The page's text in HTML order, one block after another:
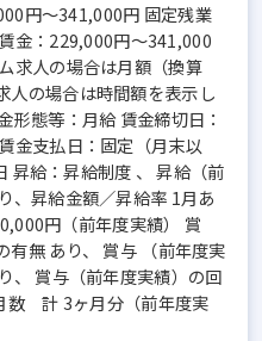
円〜341,000円 固定残業
金：229,000円～341,000
求人の場合は月額（換算
人の場合は時間額を表示し
形態等：月給 賃金締切日：
金支払日：固定（月末以
昇給：昇給制度 、 昇給（前
、昇給金額／昇給率 1月あ
円（前年度実績） 賞
有無 あり、 賞与 （前年度実
、 賞与（前年度実績）の回
数 計 3ヶ月分（前年度実